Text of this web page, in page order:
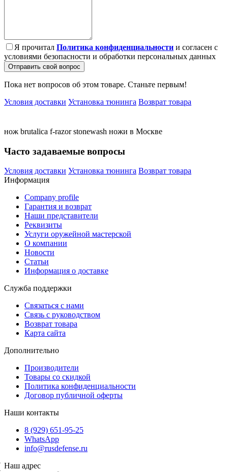
Я прочитал Политика конфиденциальности и согласен с
условиями безопасности и обработки персональных данных
Отправить свой вопрос
Пока нет вопросов об этом товаре. Станьте первым!
Условия доставки Установка тюнинга Возврат товара
нож brutalica f-razor stonewash ножи в Москве
Часто задаваемые вопросы
Условия доставки Установка тюнинга Возврат товара
Информация
Company profile
Гарантия и возврат
Наши представители
Реквизиты
Услуги оружейной мастерской
О компании
Новости
Статьи
Информация о доставке
Служба поддержки
Связаться с нами
Связь с руководством
Возврат товара
Карта сайта
Дополнительно
Производители
Товары со скидкой
Политика конфиденциальности
Договор публичной оферты
Наши контакты
8 (929) 651-95-25
WhatsApp
info@rusdefense.ru
Наш адрес